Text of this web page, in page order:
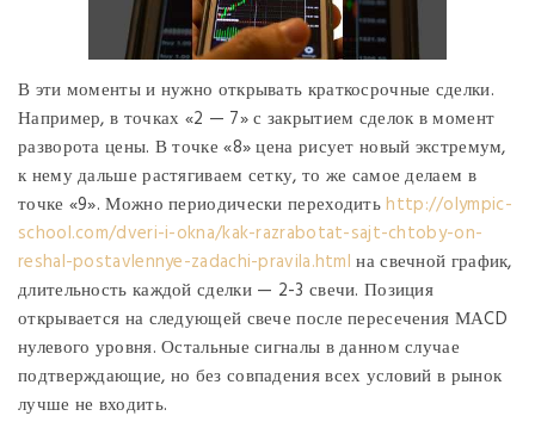
В эти моменты и нужно открывать краткосрочные сделки.
Например, в точках «2 — 7» с закрытием сделок в момент
разворота цены. В точке «8» цена рисует новый экстремум,
к нему дальше растягиваем сетку, то же самое делаем в
точке «9». Можно периодически переходитьhttp://olympic-
school.com/dveri-i-okna/kak-razrabotat-sajt-chtoby-on-
reshal-postavlennye-zadachi-pravila.html на свечной график,
длительность каждой сделки — 2-3 свечи. Позиция
открывается на следующей свече после пересечения МАCD
нулевого уровня. Остальные сигналы в данном случае
подтверждающие, но без совпадения всех условий в рынок
лучше не входить.